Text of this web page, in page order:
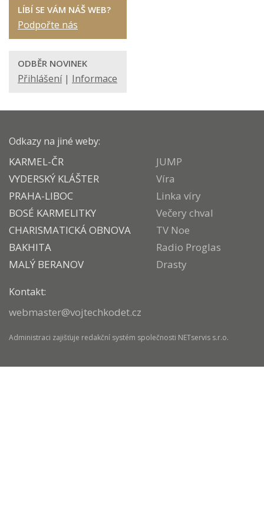
LÍBÍ SE VÁM NÁŠ WEB?
Podpořte nás
ODBĚR NOVINEK
Přihlášení| Informace
Odkazy na jiné weby:
KARMEL-ČR
VYDERSKÝ KLÁŠTER
PRAHA-LIBOC
BOSÉ KARMELITKY
CHARISMATICKÁ OBNOVA
BAKHITA
MALÝ BERANOV
JUMP
Víra
Linka víry
Večery chval
TV Noe
Radio Proglas
Drasty
Kontakt:
webmaster@vojtechkodet.cz
Administraci zajišťuje redakční systém společnosti NETservis s.r.o.